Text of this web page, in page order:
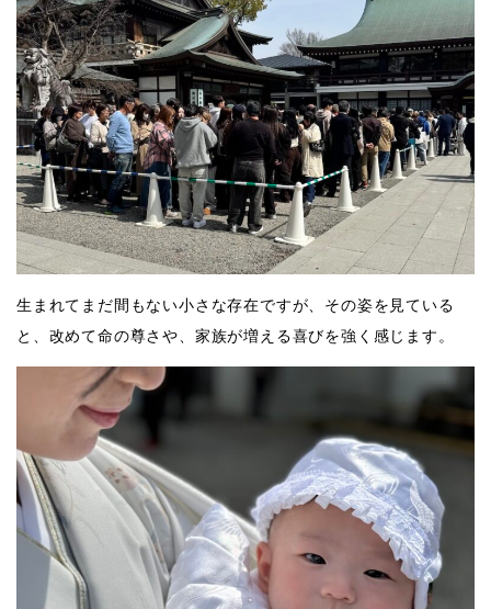
生まれてまだ間もない小さな存在ですが、その姿を見ている
と、改めて命の尊さや、家族が増える喜びを強く感じます。